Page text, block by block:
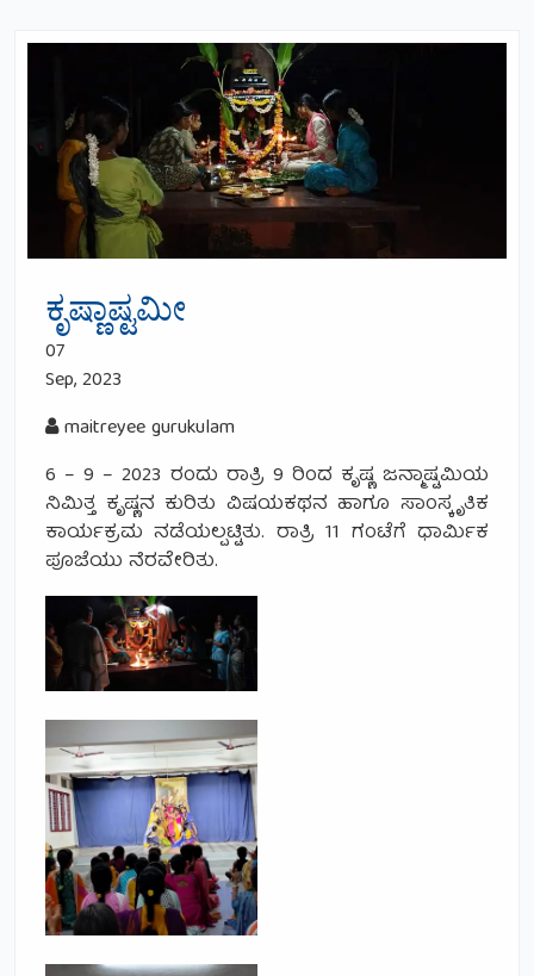
ಕೃಷ್ಣಾಷ್ಟಮೀ
07
Sep, 2023
maitreyee gurukulam
6 – 9 – 2023 ರಂದು ರಾತ್ರಿ 9 ರಿಂದ ಕೃಷ್ಣ ಜನ್ಮಾಷ್ಟಮಿಯ
ನಿಮಿತ್ತ ಕೃಷ್ಣನ ಕುರಿತು ವಿಷಯಕಥನ ಹಾಗೂ ಸಾಂಸ್ಕೃತಿಕ
ಕಾರ್ಯಕ್ರಮ ನಡೆಯಲ್ಪಟ್ಟಿತು. ರಾತ್ರಿ 11 ಗಂಟೆಗೆ ಧಾರ್ಮಿಕ
ಪೂಜೆಯು ನೆರವೇರಿತು.